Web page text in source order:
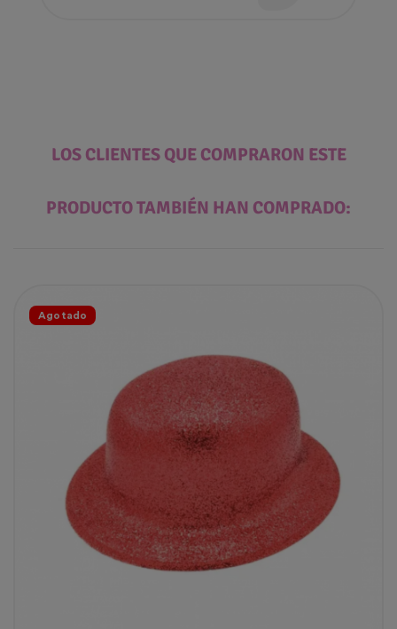
LOS CLIENTES QUE COMPRARON ESTE
PRODUCTO TAMBIÉN HAN COMPRADO:
Agotado